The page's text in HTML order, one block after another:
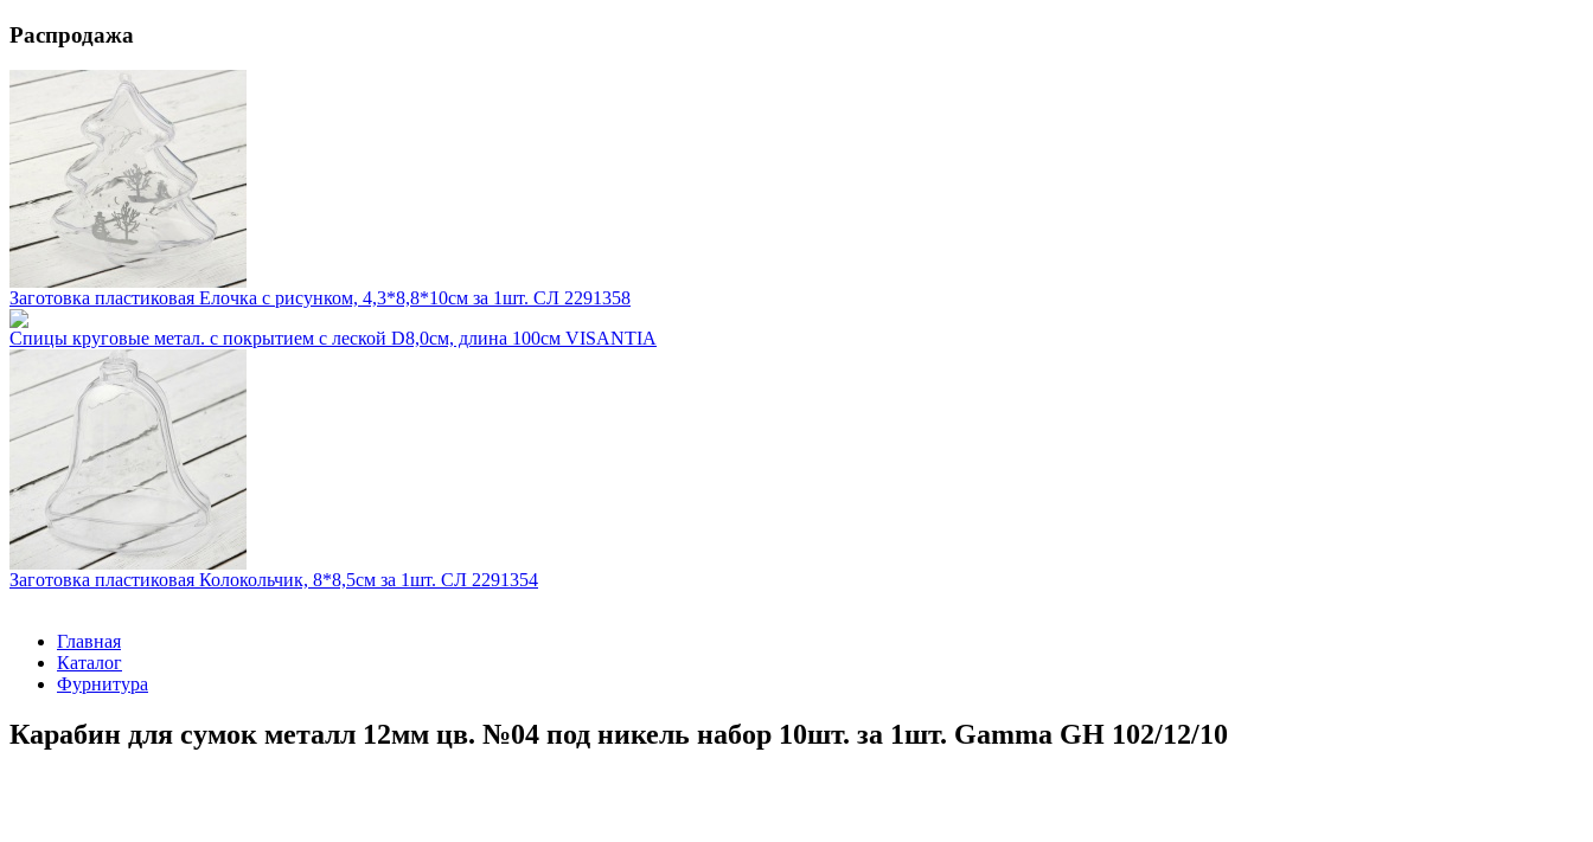
Распродажа
Заготовка пластиковая Елочка с рисунком, 4,3*8,8*10см за 1шт. СЛ 2291358
Спицы круговые метал. с покрытием с леской D8,0см, длина 100см VISANTIA
Заготовка пластиковая Колокольчик, 8*8,5см за 1шт. СЛ 2291354
Главная
Каталог
Фурнитура
Карабин для сумок металл 12мм цв. №04 под никель набор 10шт. за 1шт. Gamma GH 102/12/10